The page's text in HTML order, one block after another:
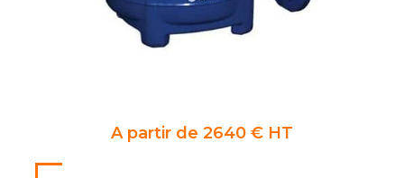
A partir de 2640 € HT